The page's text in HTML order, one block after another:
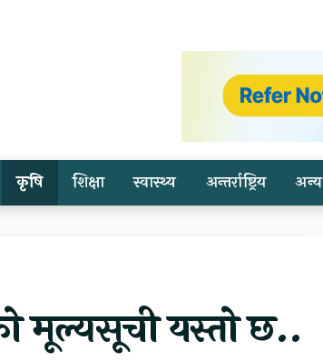
कृषि शिक्षा स्वास्थ्य अन्तर्राष्ट्रिय अन्य
मूल्यसूची यस्तो छ..